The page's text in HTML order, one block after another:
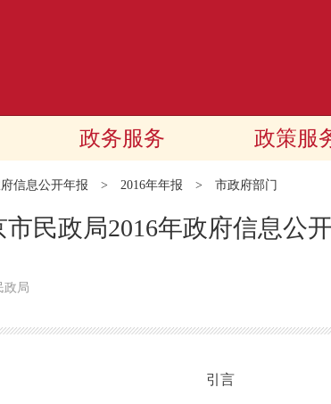
政务服务 政策服
信息公开年报 > 2016年年报 > 市政府部门
市民政局2016年政府信息公
政局
引言